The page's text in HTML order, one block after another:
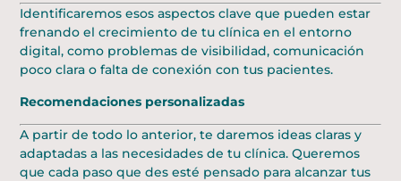
Identificaremos esos aspectos clave que pueden estar
frenando el crecimiento de tu clínica en el entorno
digital, como problemas de visibilidad, comunicación
poco clara o falta de conexión con tus pacientes.
Recomendaciones personalizadas
A partir de todo lo anterior, te daremos ideas claras y
adaptadas a las necesidades de tu clínica. Queremos
que cada paso que des esté pensado para alcanzar tus